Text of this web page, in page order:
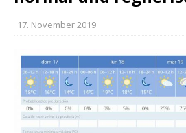
17. November 2019